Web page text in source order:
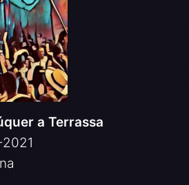
a Terrassa